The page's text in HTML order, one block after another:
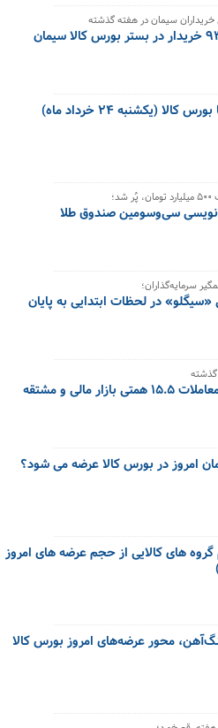
خریداران سیمان در هفته گذشته
۴ هزار و ۹۳۴ خریدار در بستر بورس کالا سیمان
(یکشنبه ۲۴ خرداد ماه)
نویسی سی‌وسومین صندوق طلا
سرمایه‌گذاران؛
«سیگلو» در لحظات ابتدایی به پایان
گذشته
مالی و مشتقه
امروز در بورس کالا عرضه می شود؟
های کالایی از حجم عرضه های امروز
محور عرضه‌های امروز بورس کالا